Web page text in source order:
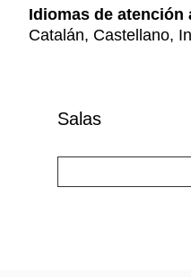
Idiomas de atención
Catalán, Castellano,
Salas